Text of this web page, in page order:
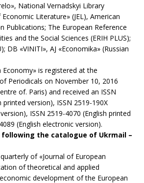
National Vernadskyi Library
Literature» (JEL), American
Publications; The European Reference
and the Social Sciences (ERIH PLUS);
DB «VINITI», AJ «Economika» (Russian
Economy» is registered at the
Periodicals on November 10, 2016
of. Paris) and received an ISSN
printed version), ISSN 2519-190X
ISSN 2519-4070 (English printed
(English electronic version).
following the catalogue of Ukrmail –
of «Journal of European
of theoretical and applied
development of the European